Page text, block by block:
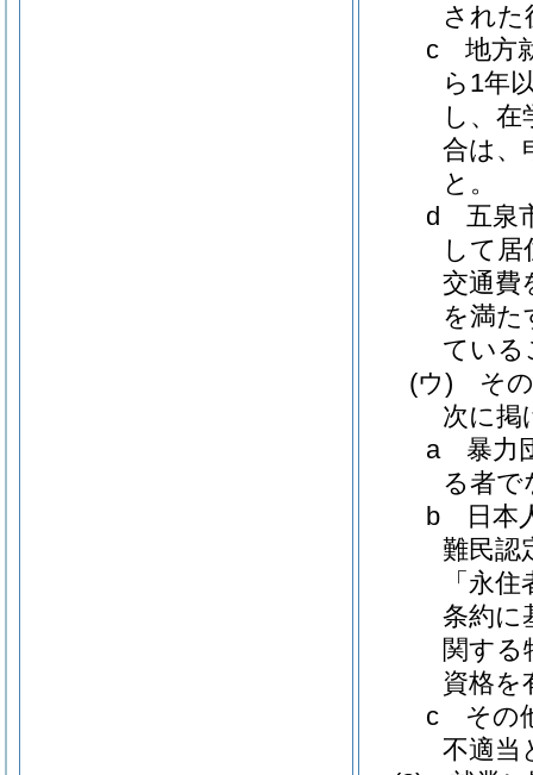
された
c
地方
ら1年
し、在
合は、
と。
d
五泉
して
交通費
を満た
ている
(ウ)
そ
次に掲
a
暴力
る者で
b
日本
難民認
「永
条約に
関する
資格を
c
その
不適当